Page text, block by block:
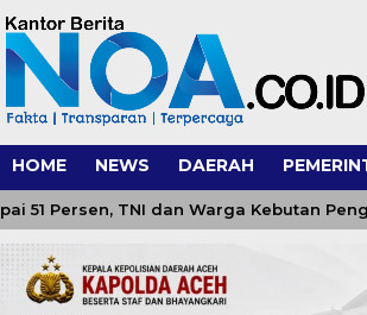
HOME NEWS DAERAH
TNI dan Warga Kebutan